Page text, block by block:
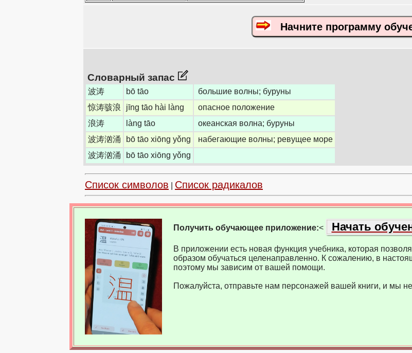
Начните программу
Словарный запас
波涛 bō tāo
большие волны; буруны
惊涛骇浪
jīng tāo hài làng
опасное положение
浪涛
làng tāo
океанская волна; буруны
波涛汹涌
bō tāo xiōng yǒng
набегающие волны; ревущее море
波涛汹涌
bō tāo xiōng yǒng
Список символов Список радикалов
Получить обучающее приложение:< Начать
В приложении есть новая функция учебника, которая
образом обучаться целенаправленно. К сожалению, в
поэтому мы зависим от вашей помощи.
Пожалуйста, отправьте нам персонажей вашей книги, и мы